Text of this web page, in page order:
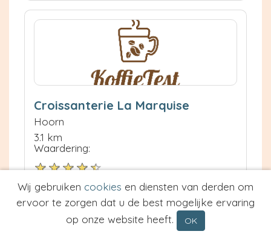
Croissanterie La Marquise
Hoorn
3.1 km
Waardering:
Neem contact op
Meer informatie
Prijs van Espresso
Wij gebruiken cookies en diensten van derden om
ervoor te zorgen dat u de best mogelijke ervaring
op onze website heeft.
OK